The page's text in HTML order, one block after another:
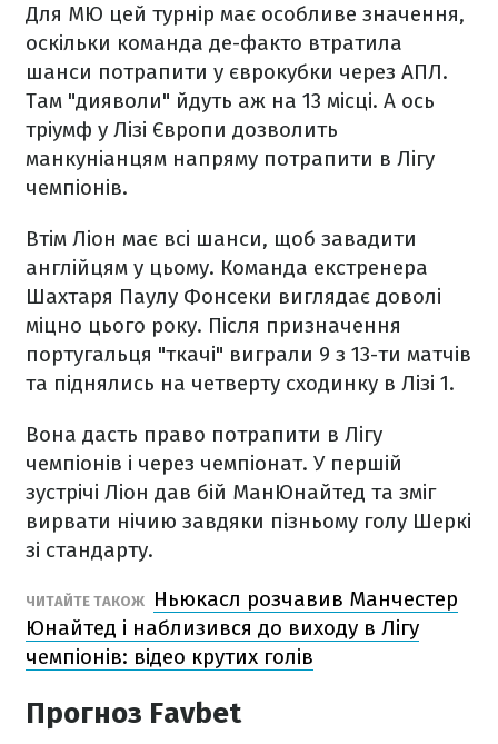
Для МЮ цей турнір має особливе значення,
оскільки команда де-факто втратила
шанси потрапити у єврокубки через АПЛ.
Там "дияволи" йдуть аж на 13 місці. А ось
тріумф у Лізі Європи дозволить
манкуніанцям напряму потрапити в Лігу
чемпіонів.
Втім Ліон має всі шанси, щоб завадити
англійцям у цьому. Команда екстренера
Шахтаря Паулу Фонсеки виглядає доволі
міцно цього року. Після призначення
португальця "ткачі" виграли 9 з 13-ти матчів
та піднялись на четверту сходинку в Лізі 1.
Вона дасть право потрапити в Лігу
чемпіонів і через чемпіонат. У першій
зустрічі Ліон дав бій МанЮнайтед та зміг
вирвати нічию завдяки пізньому голу Шеркі
зі стандарту.
ЧИТАЙТЕ ТАКОЖ
Ньюкасл розчавив Манчестер
Юнайтед і наблизився до виходу в Лігу
чемпіонів: відео крутих голів
Прогноз Favbet